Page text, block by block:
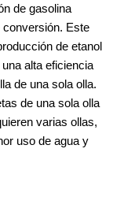
de gasolina
Este
de etanol
alta eficiencia
de una sola olla.
de una sola olla
varias ollas,
uso de agua y